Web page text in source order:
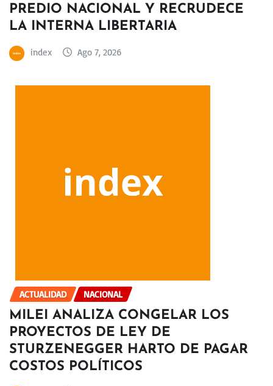
PREDIO NACIONAL Y RECRUDECE
LA INTERNA LIBERTARIA
index Ago 7, 2026
ACTUALIDAD NACIONAL
MILEI ANALIZA CONGELAR LOS
PROYECTOS DE LEY DE
STURZENEGGER HARTO DE PAGAR
COSTOS POLÍTICOS